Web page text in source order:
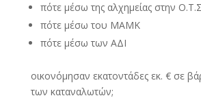
πότε μέσω της αλχημείας στην
πότε μέσω του ΜΑΜΚ
πότε μέσω των ΑΔΙ
οικονόμησαν εκατοντάδες εκ. € σε
των καταναλωτών;